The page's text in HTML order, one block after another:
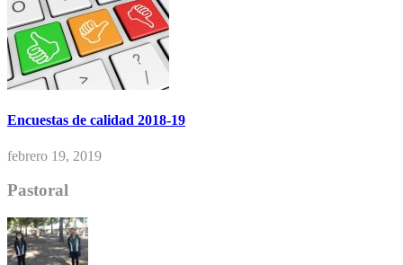
Encuestas de calidad 2018-19
febrero 19, 2019
Pastoral